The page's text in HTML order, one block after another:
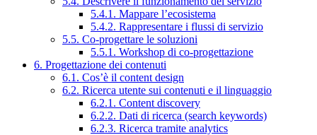
5.4.1. Mappare l’ecosistema
5.4.2. Rappresentare i flussi di servizio
5.5. Co-progettare le soluzioni
5.5.1. Workshop di co-progettazione
6. Progettazione dei contenuti
6.1. Cos’è il content design
6.2. Ricerca utente sui contenuti e il linguaggio
6.2.1. Content discovery
6.2.2. Dati di ricerca (search keywords)
6.2.3. Ricerca tramite analytics